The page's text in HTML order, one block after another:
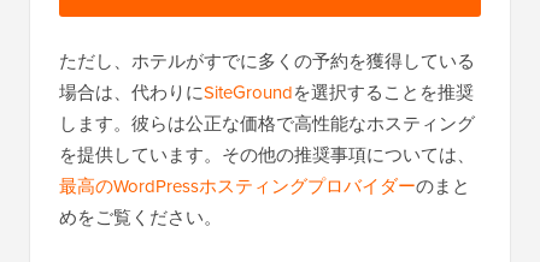
ただし、ホテルがすでに多くの予約を獲得している
場合は、代わりにSiteGroundを選択することを推奨
します。彼らは公正な価格で高性能なホスティング
を提供しています。その他の推奨事項については、
最高のWordPressホスティングプロバイダーのまと
めをご覧ください。